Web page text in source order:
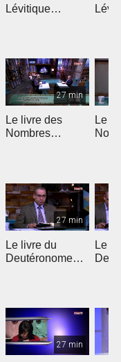
Lévitique
27 min
Le livre des
Nombres
Le
27 min
Le livre du
Deutéronome
Le
27 min